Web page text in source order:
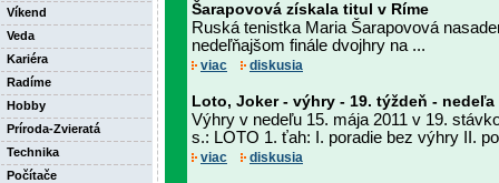
Víkend
Veda
Kariéra
Radíme
Hobby
Príroda-Zvieratá
Technika
Počítače
Šarapovová získala titul v Ríme
Ruská tenistka Maria Šarapovová
nedeľňajšom finále dvojhry na ...
viac diskusia
Loto, Joker - výhry - 19. týždeň - nedeľa
Výhry v nedeľu 15. mája 2011 v 19.
s.: LOTO 1. ťah: I. poradie bez výhry II.
viac diskusia